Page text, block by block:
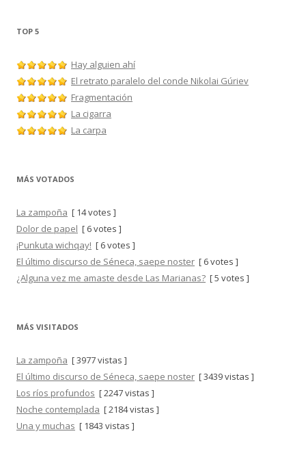
TOP 5
Hay alguien ahí
El retrato paralelo del conde Nikolai Gúriev
Fragmentación
La cigarra
La carpa
MÁS VOTADOS
La zampoña [ 14 votes ]
Dolor de papel [ 6 votes ]
¡Punkuta wichqay! [ 6 votes ]
El último discurso de Séneca, saepe noster [ 6 votes ]
¿Alguna vez me amaste desde Las Marianas? [ 5 votes ]
MÁS VISITADOS
La zampoña [ 3977 vistas ]
El último discurso de Séneca, saepe noster [ 3439 vistas ]
Los ríos profundos [ 2247 vistas ]
Noche contemplada [ 2184 vistas ]
Una y muchas [ 1843 vistas ]